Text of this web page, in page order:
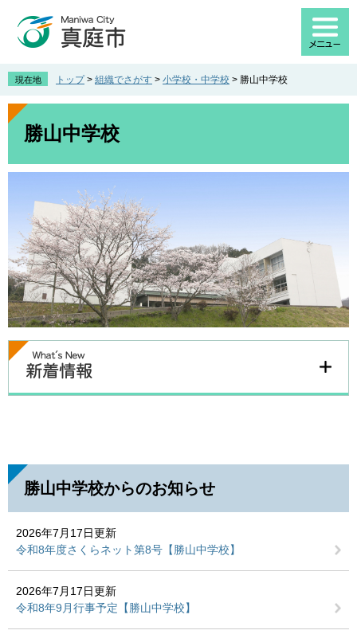
先
す
を
し
文
現在地 トップ > 組織でさがす > 小学校・中学校 > 勝山中学校
本
勝山中学校
勝山中学校からのお知らせ
2026年7月17日更新
令和8年度さくらネット第8号【勝山中学校】
2026年7月17日更新
令和8年9月行事予定【勝山中学校】